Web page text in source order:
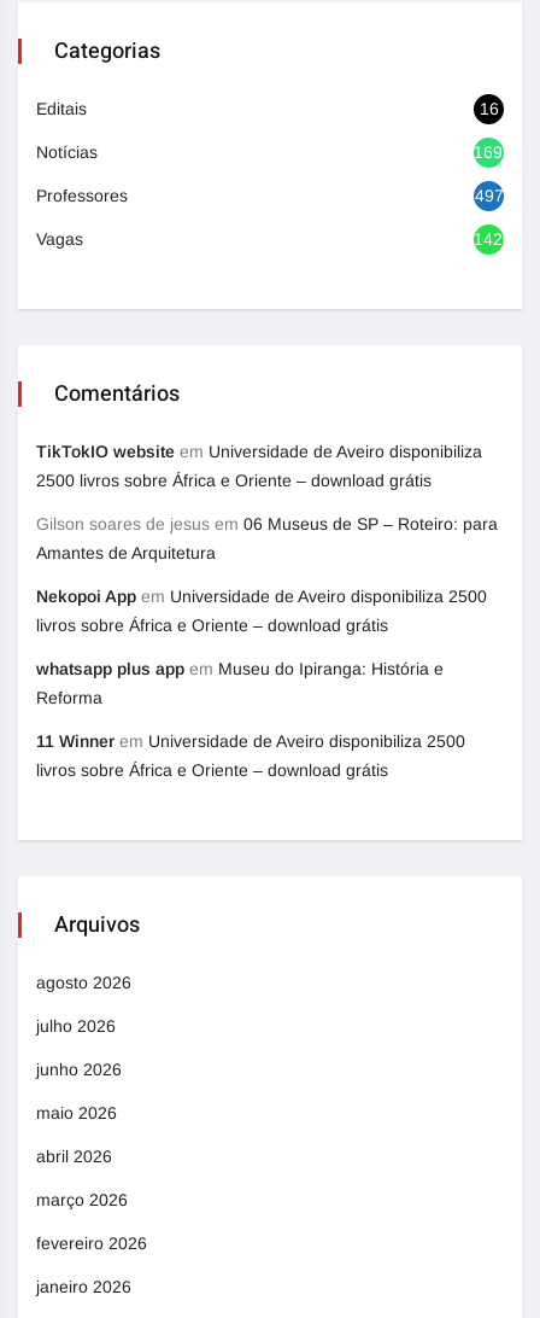
Categorias
Editais 16
Notícias 1692
Professores 497
Vagas 1420
Comentários
TikTokIO website em Universidade de Aveiro disponibiliza
2500 livros sobre África e Oriente – download grátis
Gilson soares de jesus em 06 Museus de SP – Roteiro: para
Amantes de Arquitetura
Nekopoi App em Universidade de Aveiro disponibiliza 2500
livros sobre África e Oriente – download grátis
whatsapp plus app em Museu do Ipiranga: História e
Reforma
11 Winner em Universidade de Aveiro disponibiliza 2500
livros sobre África e Oriente – download grátis
Arquivos
agosto 2026
julho 2026
junho 2026
maio 2026
abril 2026
março 2026
fevereiro 2026
janeiro 2026